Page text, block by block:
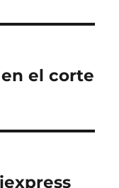
el corte